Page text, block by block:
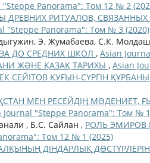
"Steppe Panorama": Том 12 № 2
ДРЕВНИХ РИТУАЛОВ,
"Steppe Panorama": Том № 3 (2020)
Э. Жумабаева, С.К.
ДО СРЕДНИХ ШКОЛ , Asian
ЖƏНЕ ҚАЗАҚ ТАРИХЫ , Asian
СЕЙІТОВ ҚУҒЫН-СҮРГІН ҚҰРБАНЫ
МЕН РЕСЕЙДІҢ МƏДЕНИЕТ,
Journal "Steppe Panorama": Том №
, Б.С. Сайлан , РОЛЬ ЭМИРОВ
Том 12 № 1 (2025)
ДІНДАРЛЫҚ